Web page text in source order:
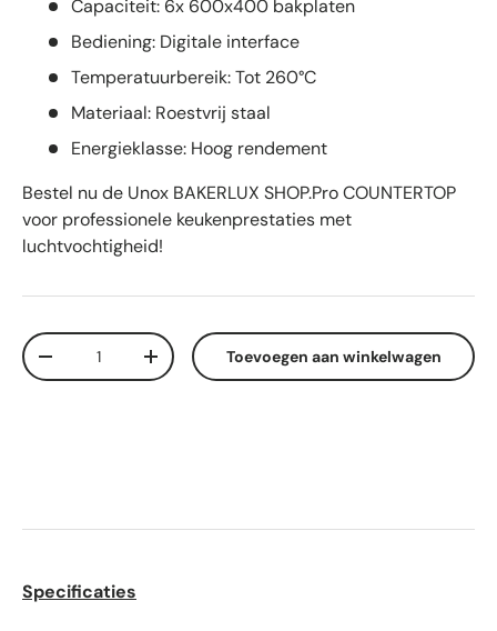
Capaciteit: 6x 600x400 bakplaten
Bediening: Digitale interface
Temperatuurbereik: Tot 260°C
Materiaal: Roestvrij staal
Energieklasse: Hoog rendement
Bestel nu de Unox BAKERLUX SHOP.Pro COUNTERTOP
voor professionele keukenprestaties met
luchtvochtigheid!
Aantal
-
+ Toevoegen aan winkelwagen
Specificaties